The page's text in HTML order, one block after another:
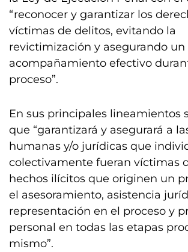
“reconocer y garantizar los
víctimas de delitos, evitando la
revictimización y asegurando un
acompañamiento efectivo
proceso”.
En sus principales lineamientos
que “garantizará y asegurará a
humanas y/o jurídicas que
colectivamente fueran víctimas
hechos ilícitos que originen un
el asesoramiento, asistencia
representación en el proceso y
personal en todas las etapas
mismo”.